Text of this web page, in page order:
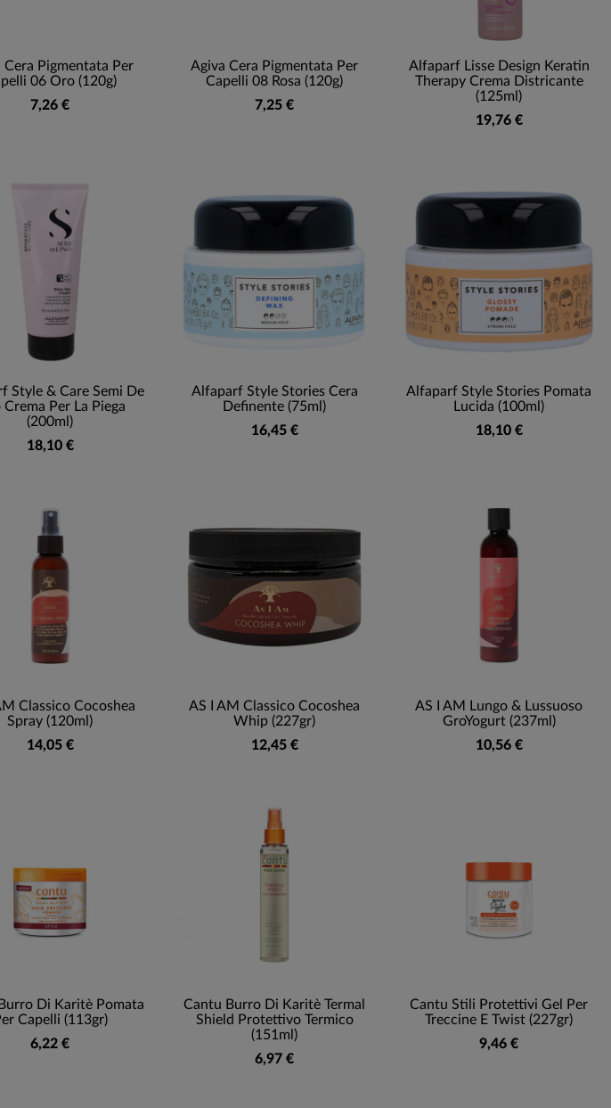
Cera Pigmentata Per
06 Oro (120g)
7,26 €
Agiva Cera Pigmentata Per
Capelli 08 Rosa (120g)
7,25 €
Alfaparf Lisse Design Keratin
Therapy Crema Districante
(125ml)
19,76 €
Style & Care Semi De
Crema Per La Piega
(200ml)
18,10 €
Alfaparf Style Stories Cera
Definente (75ml)
16,45 €
Alfaparf Style Stories Pomata
Lucida (100ml)
18,10 €
Classico Cocoshea
Spray (120ml)
14,05 €
AS I AM Classico Cocoshea
Whip (227gr)
12,45 €
AS I AM Lungo & Lussuoso
GroYogurt (237ml)
10,56 €
Di Karitè Pomata
Capelli (113gr)
6,22 €
Cantu Burro Di Karitè Termal
Shield Protettivo Termico
(151ml)
6,97 €
Cantu Stili Protettivi Gel Per
Treccine E Twist (227gr)
9,46 €